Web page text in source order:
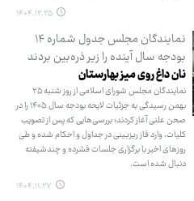
۱۴۰۴.۱۲.۲۵
نمایندگان مجلس جدول شماره ۱۴
بودجه سال آینده را زیر ذره‌بین بردند
نان داغ روی میز بهارستان
نمایندگان مجلس شورای اسلامی از روز شنبه ۲۵
بهمن‌ رسیدگی به جزئیات لایحه بودجه سال ۱۴۰۵ را در
صحن علنی آغاز کردند؛ بررسی‌هایی که پس از تصویب
کلیات، وارد فاز ریزبینی در جداول و احکام شده و طی
روزهای اخیر با برگزاری جلسات فشرده و چندشیفته
دنبال شده است.
۱۴۰۴.۱۱.۲۷